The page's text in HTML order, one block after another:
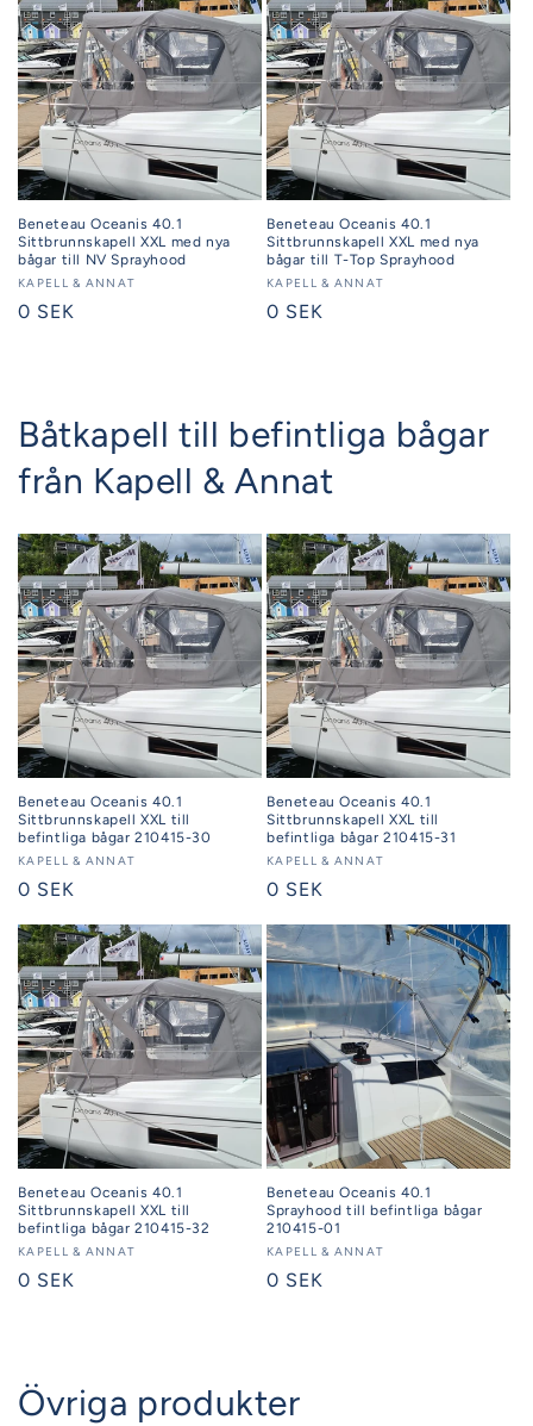
Beneteau Oceanis 40.1
Sittbrunnskapell XXL med nya
bågar till NV Sprayhood
Säljare:
KAPELL & ANNAT
Ordinarie
0 SEK
Beneteau Oceanis 40.1
Sittbrunnskapell XXL med nya
bågar till T-Top Sprayhood
Säljare:
KAPELL & ANNAT
Ordinarie
0 SEK
Båtkapell till befintliga bågar
från Kapell & Annat
Beneteau Oceanis 40.1
Sittbrunnskapell XXL till
befintliga bågar 210415-30
Säljare:
KAPELL & ANNAT
Ordinarie
0 SEK
Beneteau Oceanis 40.1
Sittbrunnskapell XXL till
befintliga bågar 210415-31
Säljare:
KAPELL & ANNAT
Ordinarie
0 SEK
Beneteau Oceanis 40.1
Sittbrunnskapell XXL till
befintliga bågar 210415-32
Säljare:
KAPELL & ANNAT
Ordinarie
0 SEK
Beneteau Oceanis 40.1
Sprayhood till befintliga bågar
210415-01
Säljare:
KAPELL & ANNAT
Ordinarie
0 SEK
Övriga produkter